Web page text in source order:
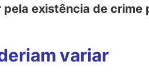
existência de crime
variar